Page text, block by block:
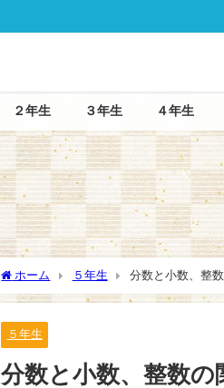
２年生 ３年生 ４年生
ホーム ５年生 分数と小数、整
５年生
分数と小数、整数の
５年生 ６年生